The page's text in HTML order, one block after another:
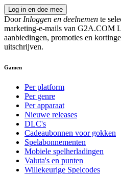
Log in en doe mee
Door Inloggen en deelnemen te
marketing-e-mails van G2A.COM
aanbiedingen, promoties en
uitschrijven.
Gamen
Per platform
Per genre
Per apparaat
Nieuwe releases
DLC's
Cadeaubonnen voor gokken
Spelabonnementen
Mobiele spelherladingen
Valuta's en punten
Willekeurige Spelcodes